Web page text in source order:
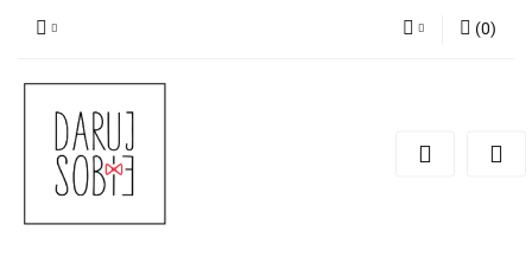
Dodaj zgłoszenie
(0)